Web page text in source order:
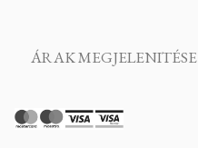
ÁRAK MEGJELENITÉSE